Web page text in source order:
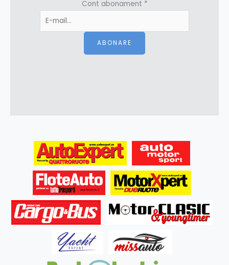
Cont abonament *
ABONARE